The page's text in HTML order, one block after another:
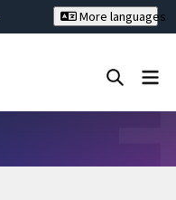
More languages